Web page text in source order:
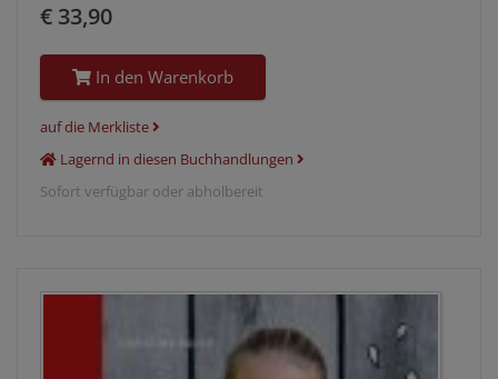
€ 33,90
In den Warenkorb
auf die Merkliste
Lagernd in diesen Buchhandlungen
Sofort verfügbar oder abholbereit